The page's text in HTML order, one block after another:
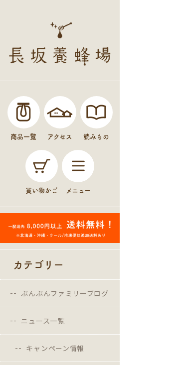
商品一覧 アクセス 読みもの
買い物かご メニュー
カテゴリー
ぶんぶんファミリーブログ
ニュース一覧
キャンペーン情報